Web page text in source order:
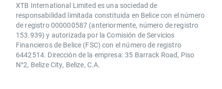
XTB International Limited es una sociedad de
responsabilidad limitada constituida en Belice con el número
de registro 000000587 (anteriormente, número de registro
153.939) y autorizada por la Comisión de Servicios
Financieros de Belice (FSC) con el número de registro
6442514. Dirección de la empresa: 35 Barrack Road, Piso
N°2, Belize City, Belize, C.A.